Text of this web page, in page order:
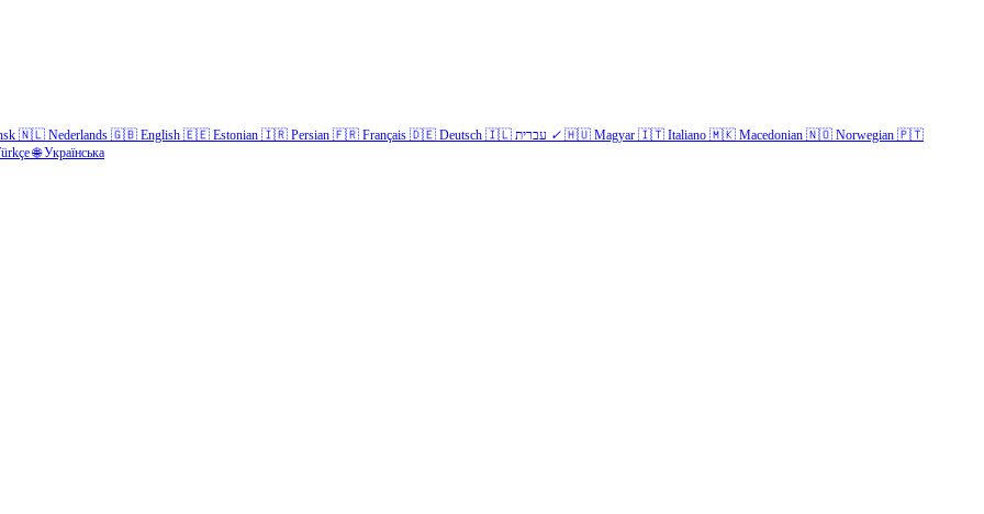
🇳🇱 Nederlands 🇬🇧 English 🇪🇪 Estonian 🇮🇷 Persian 🇫🇷 Français 🇩🇪 Deutsch 🇮🇱 עברית ✓ 🇭🇺 Magyar 🇮🇹 Italiano 🇲🇰 Macedonian 🇳🇴 Norwegian 🇵🇹
🌐 Українська